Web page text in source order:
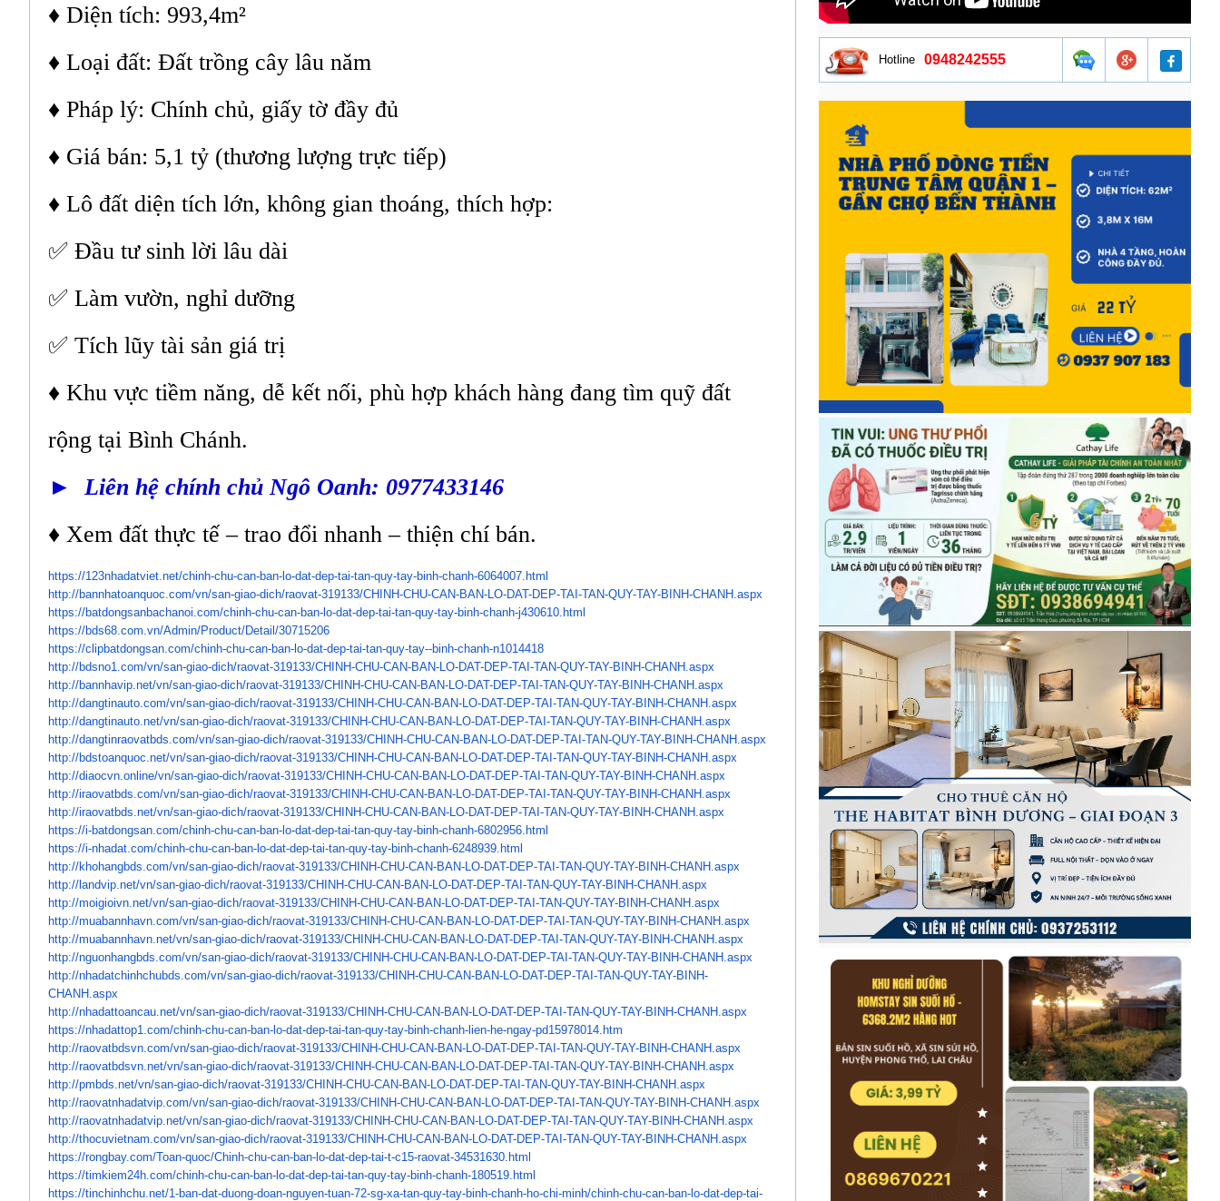
Hotline 0948242555
♦ Diện tích: 993,4m²
♦ Loại đất: Đất trồng cây lâu năm
♦ Pháp lý: Chính chủ, giấy tờ đầy đủ
♦ Giá bán: 5,1 tỷ (thương lượng trực tiếp)
♦ Lô đất diện tích lớn, không gian thoáng, thích hợp:
✅ Đầu tư sinh lời lâu dài
✅ Làm vườn, nghỉ dưỡng
✅ Tích lũy tài sản giá trị
♦ Khu vực tiềm năng, dễ kết nối, phù hợp khách hàng đang tìm quỹ đất
rộng tại Bình Chánh.
► Liên hệ chính chủ Ngô Oanh: 0977433146
♦ Xem đất thực tế – trao đổi nhanh – thiện chí bán.
https://123nhadatviet.net/chinh-chu-can-ban-lo-dat-dep-tai-tan-quy-tay-binh-chanh-6064007.html
http://bannhatoanquoc.com/vn/san-giao-dich/raovat-319133/CHINH-CHU-CAN-BAN-LO-DAT-DEP-TAI-TAN-QUY-TAY-BINH-CHANH. aspx
https://batdongsanbachanoi. com/chinh-chu-can-ban-lo-dat-dep-tai-tan-quy-tay-binh-chanh-j430610.html
https://bds68.com.vn/Admin/Product/Detail/30715206
https://clipbatdongsan.com/chinh-chu-can-ban-lo-dat-dep-tai-tan-quy-tay--binh-chanh-n1014418
http://bdsno1.com/vn/san-giao-dich/raovat-319133/CHINH-CHU-CAN-BAN-LO-DAT-DEP-TAI-TAN-QUY-TAY-BINH-CHANH.aspx
http://bannhavip.net/vn/san-giao-dich/raovat-319133/CHINH-CHU-CAN-BAN-LO-DAT-DEP-TAI-TAN-QUY-TAY-BINH-CHANH.aspx
http://dangtinauto.com/vn/san-giao-dich/raovat-319133/CHINH-CHU-CAN-BAN-LO-DAT-DEP-TAI-TAN-QUY-TAY-BINH-CHANH.aspx
http://dangtinauto.net/vn/san-giao-dich/raovat-319133/CHINH-CHU-CAN-BAN-LO-DAT-DEP-TAI-TAN-QUY-TAY-BINH-CHANH.aspx
http://dangtinraovatbds.com/vn/san-giao-dich/raovat-319133/CHINH-CHU-CAN-BAN-LO-DAT-DEP-TAI-TAN-QUY-TAY-BINH-CHANH.aspx
http://bdstoanquoc.net/vn/san-giao-dich/raovat-319133/CHINH-CHU-CAN-BAN-LO-DAT-DEP-TAI-TAN-QUY-TAY-BINH-CHANH.aspx
http://diaocvn.online/vn/san-giao-dich/raovat-319133/CHINH-CHU-CAN-BAN-LO-DAT-DEP-TAI-TAN-QUY-TAY-BINH-CHANH.aspx
http://iraovatbds.com/vn/san-giao-dich/raovat-319133/CHINH-CHU-CAN-BAN-LO-DAT-DEP-TAI-TAN-QUY-TAY-BINH-CHANH.aspx
http://iraovatbds.net/vn/san-giao-dich/raovat-319133/CHINH-CHU-CAN-BAN-LO-DAT-DEP-TAI-TAN-QUY-TAY-BINH-CHANH.aspx
https://i-batdongsan.com/chinh-chu-can-ban-lo-dat-dep-tai-tan-quy-tay-binh-chanh-6802956.html
https://i-nhadat.com/chinh-chu-can-ban-lo-dat-dep-tai-tan-quy-tay-binh-chanh-6248939.html
http://khohangbds.com/vn/san-giao-dich/raovat-319133/CHINH-CHU-CAN-BAN-LO-DAT-DEP-TAI-TAN-QUY-TAY-BINH-CHANH.aspx
http://landvip.net/vn/san-giao-dich/raovat-319133/CHINH-CHU-CAN-BAN-LO-DAT-DEP-TAI-TAN-QUY-TAY-BINH-CHANH.aspx
http://moigioivn.net/vn/san-giao-dich/raovat-319133/CHINH-CHU-CAN-BAN-LO-DAT-DEP-TAI-TAN-QUY-TAY-BINH-CHANH.aspx
http://muabannhavn.com/vn/san-giao-dich/raovat-319133/CHINH-CHU-CAN-BAN-LO-DAT-DEP-TAI-TAN-QUY-TAY-BINH-CHANH.aspx
http://muabannhavn.net/vn/san-giao-dich/raovat-319133/CHINH-CHU-CAN-BAN-LO-DAT-DEP-TAI-TAN-QUY-TAY-BINH-CHANH.aspx
http://nguonhangbds.com/vn/san-giao-dich/raovat-319133/CHINH-CHU-CAN-BAN-LO-DAT-DEP-TAI-TAN-QUY-TAY-BINH-CHANH. aspx
http://nhadatchinhchubds.com/vn/san-giao-dich/raovat-319133/CHINH-CHU-CAN-BAN-LO-DAT-DEP-TAI-TAN-QUY-TAY-BINH-
CHANH.aspx
http://nhadattoancau.net/vn/san-giao-dich/raovat-319133/CHINH-CHU-CAN-BAN-LO-DAT-DEP-TAI-TAN-QUY-TAY-BINH-CHANH. aspx
https://nhadattop1.com/chinh-chu-can-ban-lo-dat-dep-tai-tan-quy-tay-binh-chanh-lien-he-ngay-pd15978014.htm
http://raovatbdsvn.com/vn/san-giao-dich/raovat-319133/CHINH-CHU-CAN-BAN-LO-DAT-DEP-TAI-TAN-QUY-TAY-BINH-CHANH.aspx
http://raovatbdsvn.net/vn/san-giao-dich/raovat-319133/CHINH-CHU-CAN-BAN-LO-DAT-DEP-TAI-TAN-QUY-TAY-BINH-CHANH.aspx
http://pmbds.net/vn/san-giao-dich/raovat-319133/CHINH-CHU-CAN-BAN-LO-DAT-DEP-TAI-TAN-QUY-TAY-BINH-CHANH.aspx
http://raovatnhadatvip.com/vn/san-giao-dich/raovat-319133/CHINH-CHU-CAN-BAN-LO-DAT-DEP-TAI-TAN-QUY-TAY-BINH-CHANH. aspx
http://raovatnhadatvip.net/vn/san-giao-dich/raovat-319133/CHINH-CHU-CAN-BAN-LO-DAT-DEP-TAI-TAN-QUY-TAY-BINH-CHANH. aspx
http://thocuvietnam.com/vn/san-giao-dich/raovat-319133/CHINH-CHU-CAN-BAN-LO-DAT-DEP-TAI-TAN-QUY-TAY-BINH-CHANH. aspx
https://rongbay.com/Toan-quoc/Chinh-chu-can-ban-lo-dat-dep-tai-t-c15-raovat-34531630.html
https://timkiem24h.com/chinh-chu-can-ban-lo-dat-dep-tai-tan-quy-tay-binh-chanh-180519. html
https://tinchinhchu.net/1-ban-dat-duong-doan-nguyen-tuan-72-sg-xa-tan-quy-tay-binh-chanh-ho-chi-minh/chinh-chu-can-ban- lo-dat-dep-tai-